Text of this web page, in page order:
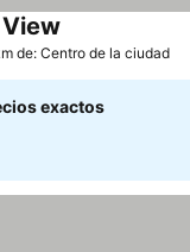
de: Centro de la ciudad
exactos